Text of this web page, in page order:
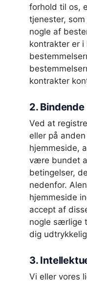
forhold til os,
tjenester,
nogle af
kontrakter er
kontrakter
2. Bindende
Ved at
eller på
hjemmeside,
være bundet
betingelser,
nedenfor.
hjemmeside
accept af
nogle særlige
dig
3.
Vi eller vores